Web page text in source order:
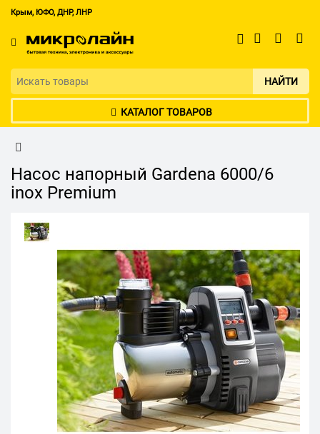
Крым, ЮФО, ДНР, ЛНР
НАЙТИ
КАТАЛОГ ТОВАРОВ
Насос напорный Gardena 6000/6
inox Premium